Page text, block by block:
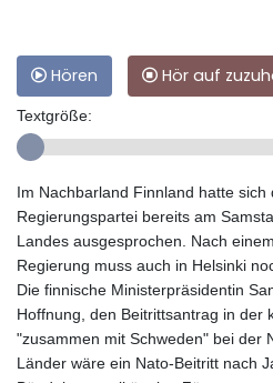
Hören Hör auf
Textgröße:
Im Nachbarland Finnland hatte
Regierungspartei bereits am
Landes ausgesprochen. Nach
Regierung muss auch in Helsinki
Die finnische Ministerpräsidentin
Hoffnung, den Beitrittsantrag in der
"zusammen mit Schweden" bei der
Länder wäre ein Nato-Beitritt nach